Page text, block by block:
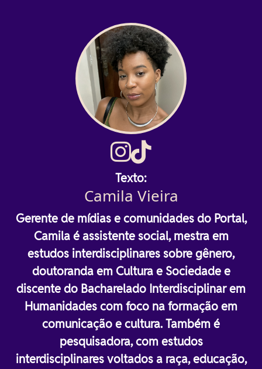
Texto:
Camila Vieira
Gerente de mídias e comunidades do Portal,
Camila é assistente social, mestra em
estudos interdisciplinares sobre gênero,
doutoranda em Cultura e Sociedade e
discente do Bacharelado Interdisciplinar em
Humanidades com foco na formação em
comunicação e cultura. Também é
pesquisadora, com estudos
interdisciplinares voltados a raça, educação,